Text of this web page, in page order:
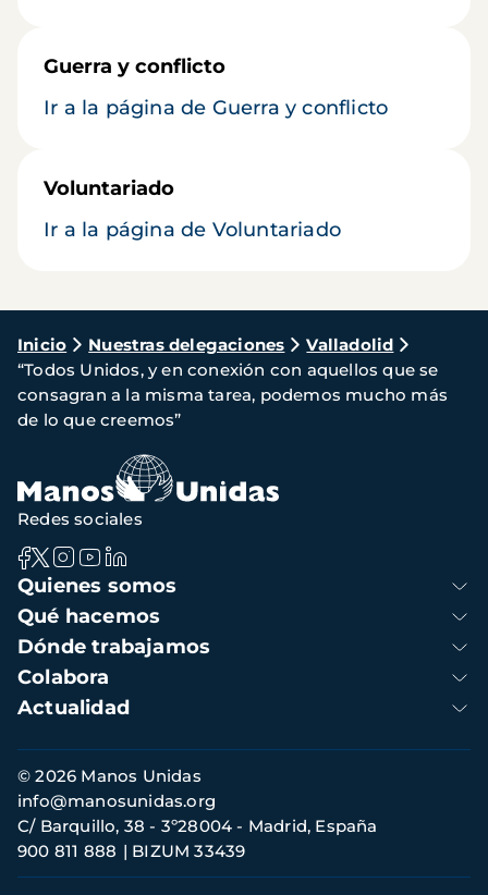
Guerra y conflicto
Ir a la página de Guerra y conflicto
Voluntariado
Ir a la página de Voluntariado
Ruta
de
navegación
Inicio Nuestras delegaciones
Valladolid
“Todos Unidos, y en conexión con aquellos que se
consagran a la misma tarea, podemos mucho más
de lo que creemos”
Navegación
principal
Quienes somos
Qué hacemos
Dónde trabajamos
Colabora
Actualidad
Redes sociales
Información
de
contacto
© 2026 Manos Unidas
C/ Barquillo, 38 - 3º28004 - Madrid, España
900 811 888
BIZUM 33439
info@manosunidas.org